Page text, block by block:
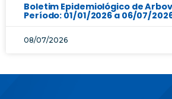
Boletim Epidemiológico de
Período: 01/01/2026 a 06/07/
08/07/2026